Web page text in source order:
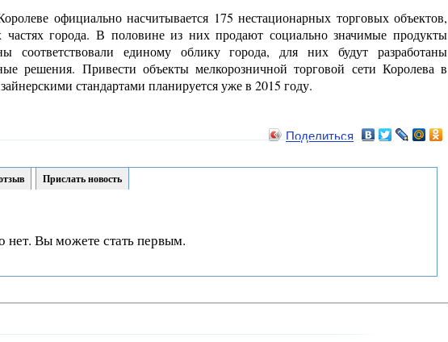
официально насчитывается 175 нестационарных торговых объектов,
города. В половине из них продают социально значимые продукты
соответствовали единому облику города, для них будут разработаны
решения. Привести объекты мелкорозничной торговой сети Королева в
стандартами планируется уже в 2015 году.
Поделиться
Прислать новость
нет. Вы можете стать первым.